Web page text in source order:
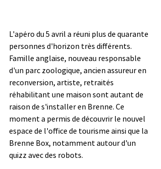
L'apéro du 5 avril a réuni plus de quarante
personnes d'horizon très différents.
Famille anglaise, nouveau responsable
d'un parc zoologique, ancien assureur en
reconversion, artiste, retraités
réhabilitant une maison sont autant de
raison de s'installer en Brenne. Ce
moment a permis de découvrir le nouvel
espace de l'office de tourisme ainsi que la
Brenne Box, notamment autour d'un
quizz avec des robots.